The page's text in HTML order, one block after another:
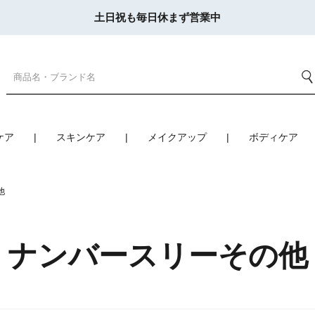
土日祝も毎日休まず営業中
ア スキンケア メイクアップ ボディケア
ナンバースリーその他